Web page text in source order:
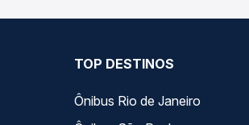
TOP DESTINOS
Ônibus Rio de Janeiro